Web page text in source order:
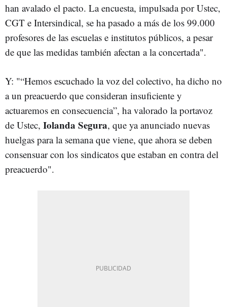
han avalado el pacto. La encuesta, impulsada por Ustec,
CGT e Intersindical, se ha pasado a más de los 99.000
profesores de las escuelas e institutos públicos, a pesar
de que las medidas también afectan a la concertada".
Y: "“Hemos escuchado la voz del colectivo, ha dicho no
a un preacuerdo que consideran insuficiente y
actuaremos en consecuencia”, ha valorado la portavoz
de Ustec, Iolanda Segura, que ya anunciado nuevas
huelgas para la semana que viene, que ahora se deben
consensuar con los sindicatos que estaban en contra del
preacuerdo".